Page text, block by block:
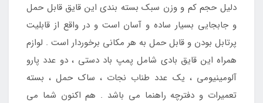
دلیل حجم کم و وزن سبک بسته بندی این قایق قابل حمل
و جابجایی بسیار ساده و آسان است و در واقع از قابلیت
پرتابل بودن و قابل حمل به هر مکانی برخوردار است . لوازم
همراه این قایق بادی شامل پمپ باد دستی ، دو عدد پارو
آلومینیومی ، یک عدد طناب نجات ، ساک حمل ، بسته
تعمیرات و دفترچه راهنما می باشد . هم اکنون شما می